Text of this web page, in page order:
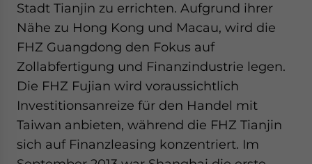
Stadt Tianjin zu errichten. Aufgrund ihrer
Nähe zu Hong Kong und Macau, wird die
FHZ Guangdong den Fokus auf
Zollabfertigung und Finanzindustrie legen.
Die FHZ Fujian wird voraussichtlich
Investitionsanreize für den Handel mit
Taiwan anbieten, während die FHZ Tianjin
sich auf Finanzleasing konzentriert. Im